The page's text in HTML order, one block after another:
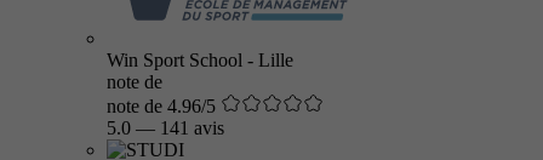
Win Sport School - Lille
note de
note de 4.96/5
5.0 — 141 avis